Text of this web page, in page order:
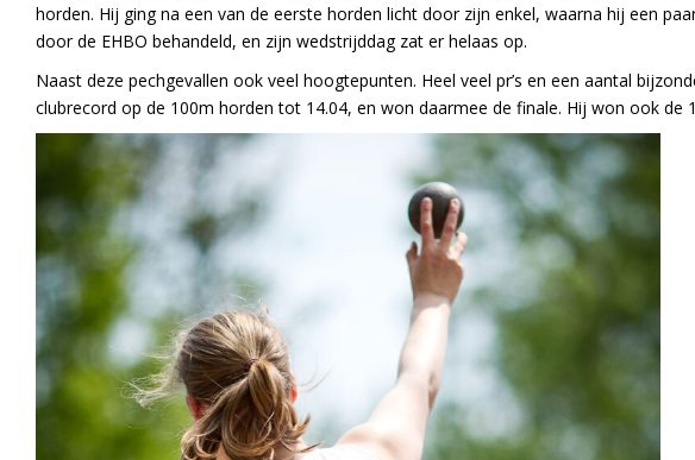
horden. Hij ging na een van de eerste horden licht door zijn enkel, waarna hij een
door de EHBO behandeld, en zijn wedstrijddag zat er helaas op.
Naast deze pechgevallen ook veel hoogtepunten. Heel veel pr’s en een aantal
clubrecord op de 100m horden tot 14.04, en won daarmee de finale. Hij won ook de